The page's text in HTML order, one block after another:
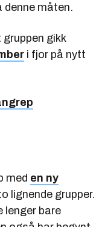
denne måten.
gikk
i fjor på nytt
med en ny
lignende grupper.
lenger bare